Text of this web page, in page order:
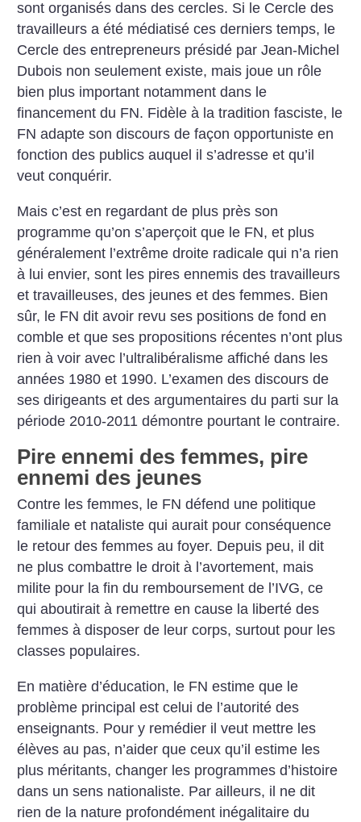
sont organisés dans des cercles. Si le Cercle des
travailleurs a été médiatisé ces derniers temps, le
Cercle des entrepreneurs présidé par Jean-Michel
Dubois non seulement existe, mais joue un rôle
bien plus important notamment dans le
financement du FN. Fidèle à la tradition fasciste, le
FN adapte son discours de façon opportuniste en
fonction des publics auquel il s’adresse et qu’il
veut conquérir.
Mais c’est en regardant de plus près son
programme qu’on s’aperçoit que le FN, et plus
généralement l’extrême droite radicale qui n’a rien
à lui envier, sont les pires ennemis des travailleurs
et travailleuses, des jeunes et des femmes. Bien
sûr, le FN dit avoir revu ses positions de fond en
comble et que ses propositions récentes n’ont plus
rien à voir avec l’ultralibéralisme affiché dans les
années 1980 et 1990. L’examen des discours de
ses dirigeants et des argumentaires du parti sur la
période 2010-2011 démontre pourtant le contraire.
Pire ennemi des femmes, pire
ennemi des jeunes
Contre les femmes, le FN défend une politique
familiale et nataliste qui aurait pour conséquence
le retour des femmes au foyer. Depuis peu, il dit
ne plus combattre le droit à l’avortement, mais
milite pour la fin du remboursement de l’IVG, ce
qui aboutirait à remettre en cause la liberté des
femmes à disposer de leur corps, surtout pour les
classes populaires.
En matière d’éducation, le FN estime que le
problème principal est celui de l’autorité des
enseignants. Pour y remédier il veut mettre les
élèves au pas, n’aider que ceux qu’il estime les
plus méritants, changer les programmes d’histoire
dans un sens nationaliste. Par ailleurs, il ne dit
rien de la nature profondément inégalitaire du